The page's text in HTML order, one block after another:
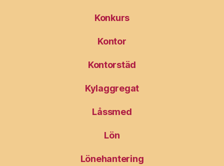
Konkurs
Kontor
Kontorstäd
Kylaggregat
Låssmed
Lön
Lönehantering